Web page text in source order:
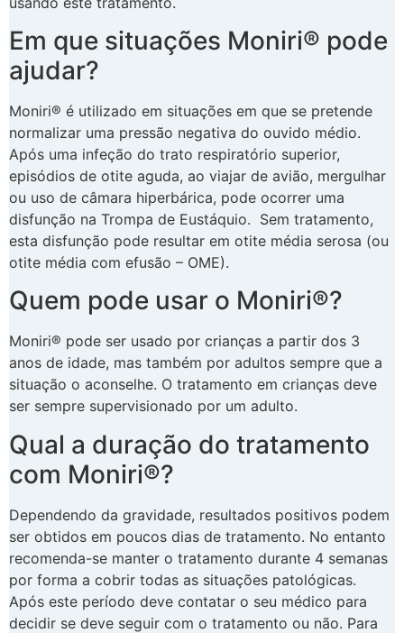
Em que situações Moniri® pode
ajudar?
Moniri® é utilizado em situações em que se pretende
normalizar uma pressão negativa do ouvido médio.
Após uma infeção do trato respiratório superior,
episódios de otite aguda, ao viajar de avião, mergulhar
ou uso de câmara hiperbárica, pode ocorrer uma
disfunção na Trompa de Eustáquio. Sem tratamento,
esta disfunção pode resultar em otite média serosa (ou
otite média com efusão – OME).
Quem pode usar o Moniri®?
Moniri® pode ser usado por crianças a partir dos 3
anos de idade, mas também por adultos sempre que a
situação o aconselhe. O tratamento em crianças deve
ser sempre supervisionado por um adulto.
Qual a duração do tratamento
com Moniri®?
Dependendo da gravidade, resultados positivos podem
ser obtidos em poucos dias de tratamento. No entanto
recomenda-se manter o tratamento durante 4 semanas
por forma a cobrir todas as situações patológicas.
Após este período deve contatar o seu médico para
decidir se deve seguir com o tratamento ou não. Para